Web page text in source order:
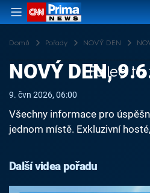
Domů Pořady NOVÝ DEN
Failed to
NOVÝ DEN,
9. čvn 2026, 06:00
Všechny informace pro
jednom místě. Exkluzivní
Další videa pořadu